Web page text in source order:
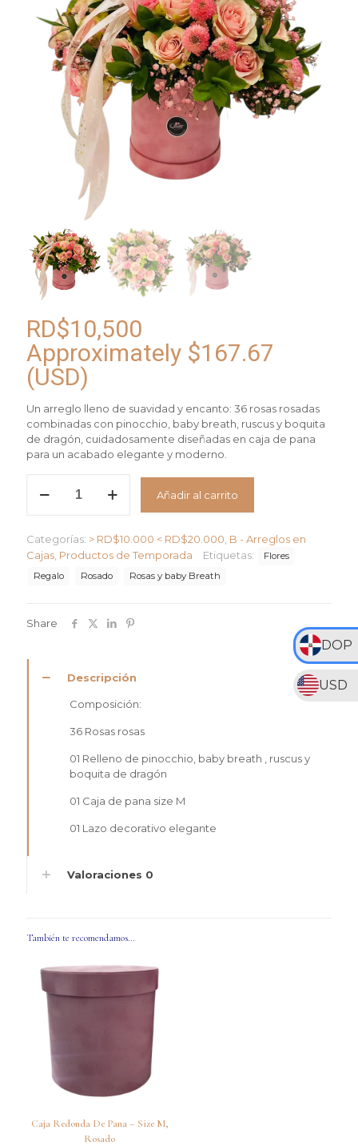
DOP
USD
RD$10,500
Approximately $167.67
(USD)
Un arreglo lleno de suavidad y encanto: 36 rosas rosadas
combinadas con pinocchio, baby breath, ruscus y boquita
de dragón, cuidadosamente diseñadas en caja de pana
para un acabado elegante y moderno.
Jardín
Añadir al carrito
Categorías: > RD$10.000 < RD$20.000 B - Arreglos en
Cajas Productos de Temporada Etiquetas:
Flores
Regalo
Rosado Rosas y baby Breath
Share
Descripción
Composición:
36 Rosas rosas
01 Relleno de pinocchio, baby breath , ruscus y
boquita de dragón
01 Caja de pana size M
01 Lazo decorativo elegante
Valoraciones 0
También te recomendamos…
Caja Redonda De Pana – Size M,
Rosado